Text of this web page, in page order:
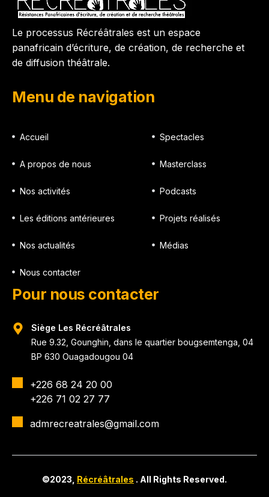
Le processus Récréâtrales est un espace
panafricain d’écriture, de création, de recherche et
de diffusion théâtrale.
Menu de navigation
Accueil
A propos de nous
Nos activités
Les éditions antérieures
Nos actualités
Nous contacter
Spectacles
Masterclass
Podcasts
Projets réalisés
Médias
Pour nous contacter
Siège Les Récréâtrales
Rue 9.32, Gounghin, dans le quartier bougsemtenga, 04
BP 630 Ouagadougou 04
+226 68 24 20 00
+226 71 02 27 77
admrecreatrales@gmail.com
©2023, Récréâtrales . All Rights Reserved.